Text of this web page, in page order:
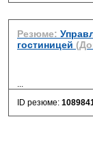
Резюме:
гостиницей
...
ID резюме: